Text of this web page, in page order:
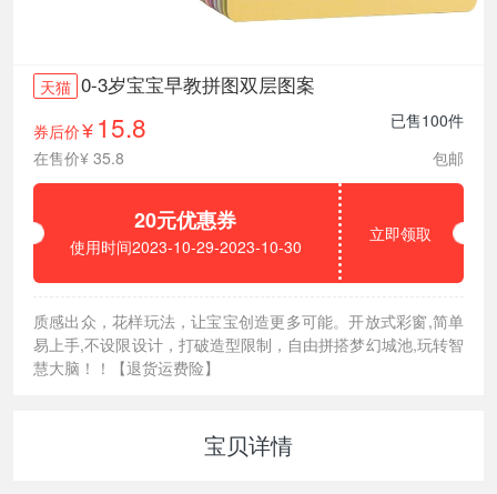
天猫 0-3岁宝宝早教拼图双层图案
券后价¥ 15.8
已售100件
在售价¥ 35.8
包邮
20元优惠券
使用时间2023-10-29-2023-10-30
立即领取
质感出众，花样玩法，让宝宝创造更多可能。开放式彩窗,简单
易上手,不设限设计，打破造型限制，自由拼搭梦幻城池,玩转智
慧大脑！！【退货运费险】
宝贝详情